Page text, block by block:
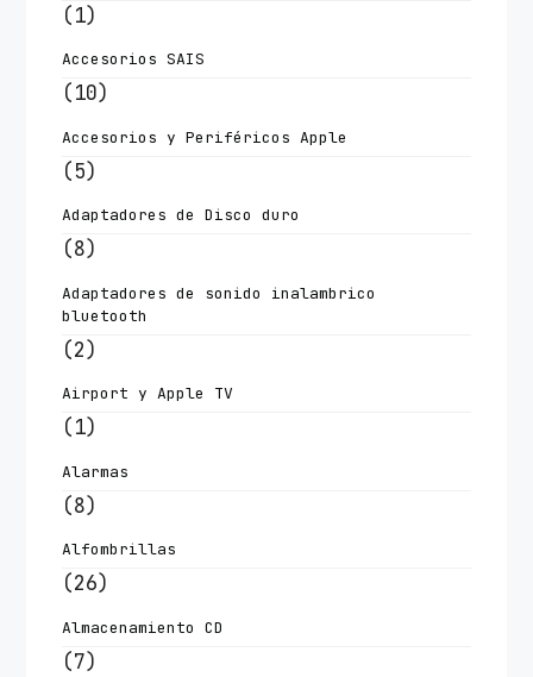
(1)
Accesorios SAIS
(10)
Accesorios y Periféricos Apple
(5)
Adaptadores de Disco duro
(8)
Adaptadores de sonido inalambrico
bluetooth
(2)
Airport y Apple TV
(1)
Alarmas
(8)
Alfombrillas
(26)
Almacenamiento CD
(7)